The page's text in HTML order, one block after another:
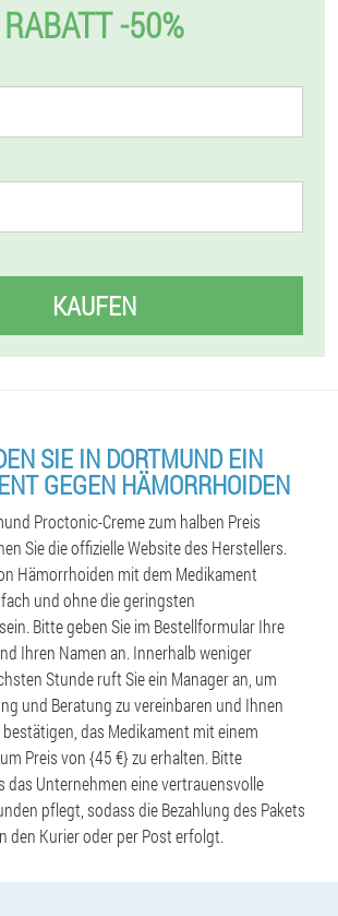
RABATT -50%
KAUFEN
SIE IN DORTMUND EIN
GEGEN HÄMORRHOIDEN
Proctonic-Creme zum halben Preis
Sie die offizielle Website des Herstellers.
Hämorrhoiden mit dem Medikament
und ohne die geringsten
Bitte geben Sie im Bestellformular Ihre
Ihren Namen an. Innerhalb weniger
Stunde ruft Sie ein Manager an, um
und Beratung zu vereinbaren und Ihnen
das Medikament mit einem
Preis von {45 €} zu erhalten. Bitte
das Unternehmen eine vertrauensvolle
pflegt, sodass die Bezahlung des Pakets
den Kurier oder per Post erfolgt.